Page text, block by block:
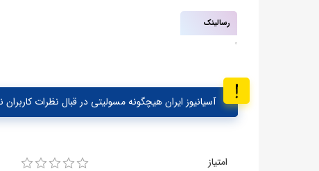
رسالینک
آسیانیوز ایران هیچگونه مسولیتی در قبال نظرات کاربران
امتیاز